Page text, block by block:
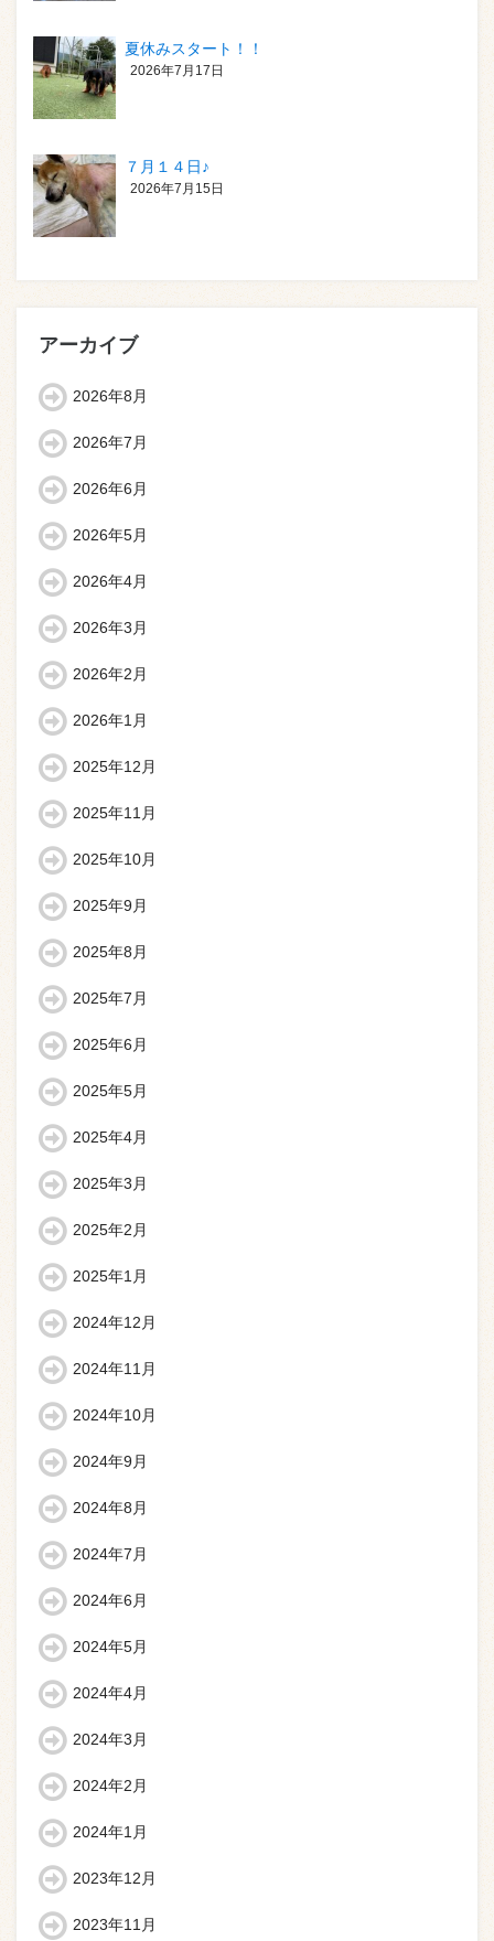
夏休みスタート！！
2026年7月17日
７月１４日♪
2026年7月15日
アーカイブ
2026年8月
2026年7月
2026年6月
2026年5月
2026年4月
2026年3月
2026年2月
2026年1月
2025年12月
2025年11月
2025年10月
2025年9月
2025年8月
2025年7月
2025年6月
2025年5月
2025年4月
2025年3月
2025年2月
2025年1月
2024年12月
2024年11月
2024年10月
2024年9月
2024年8月
2024年7月
2024年6月
2024年5月
2024年4月
2024年3月
2024年2月
2024年1月
2023年12月
2023年11月